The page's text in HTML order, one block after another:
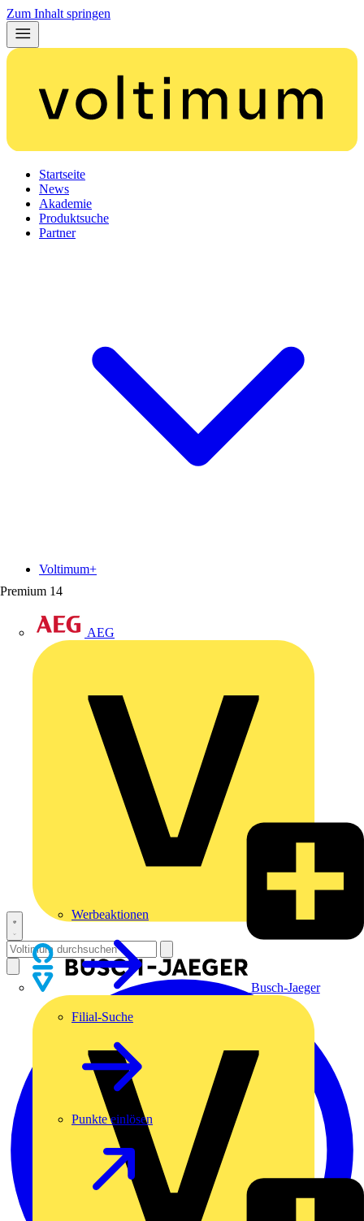
Zum Inhalt springen
Startseite
News
Akademie
Produktsuche
Partner
Premium 14
AEG
Busch-Jaeger
Voltimum+
Werbeaktionen
Filial-Suche
Punkte einlösen